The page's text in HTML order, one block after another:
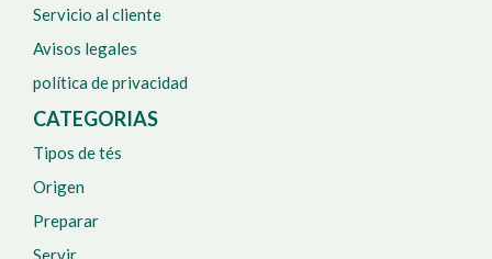
Servicio al cliente
Avisos legales
política de privacidad
CATEGORIAS
Tipos de tés
Origen
Preparar
Servir